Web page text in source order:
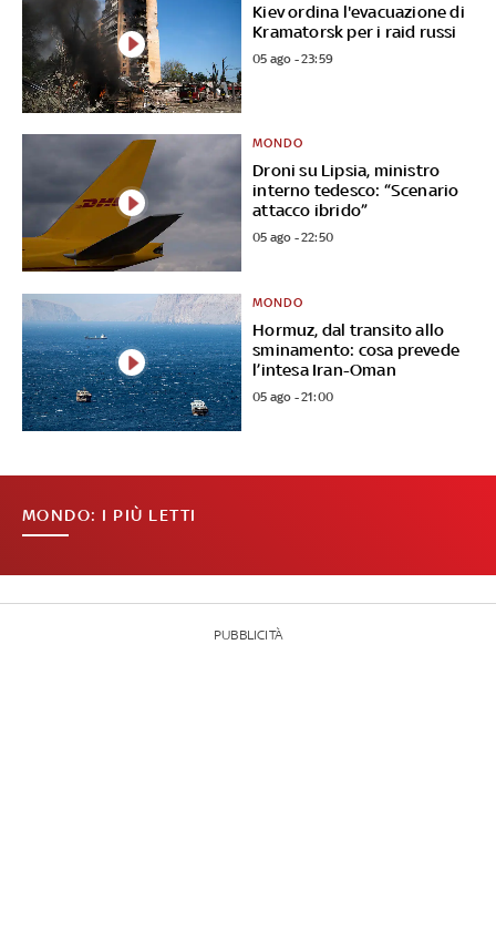
Kiev ordina l'evacuazione di
Kramatorsk per i raid russi
05 ago - 23:59
Droni su Lipsia, ministro
interno tedesco: “Scenario
attacco ibrido”
MONDO
05 ago - 22:50
Hormuz, dal transito allo
sminamento: cosa prevede
l’intesa Iran-Oman
MONDO
05 ago - 21:00
MONDO: I PIÙ LETTI
PUBBLICITÀ